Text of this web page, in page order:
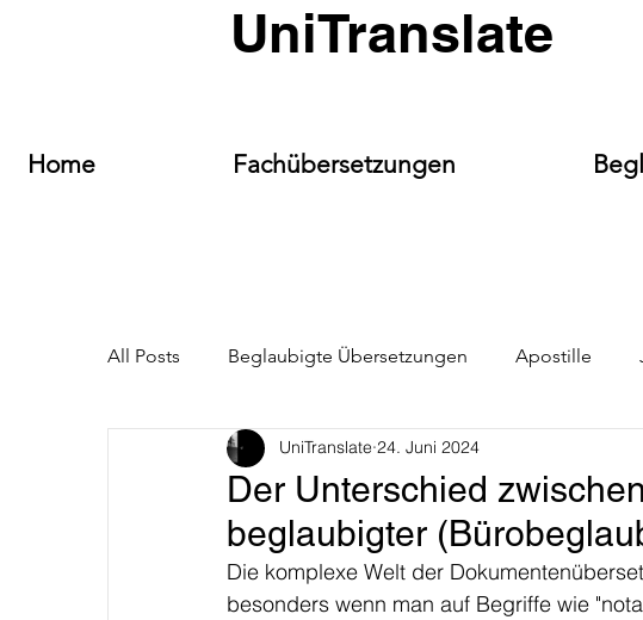
UniTranslate
All Posts Beglaubigte Übersetzungen Apostille
Fachübersetzungen für Unternehmen
Der Unterschied
beglaubigter
UniTranslate 24. Juni 2024
Die komplexe Welt der
besonders wenn man auf Begriffe wie
Home Fachübersetzungen